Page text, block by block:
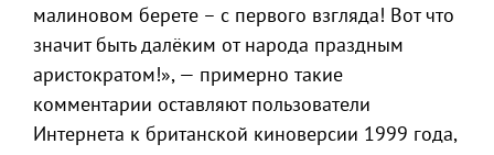
малиновом берете – с первого взгляда! Вот что
значит быть далёким от народа праздным
аристократом!», — примерно такие
комментарии оставляют пользователи
Интернета к британской киноверсии 1999 года,